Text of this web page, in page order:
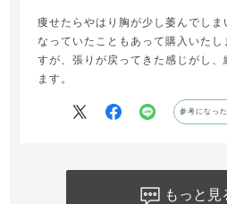
痩せたらやはり胸が少し萎んでしま
なっていたこともあって購入いた
すが、張りが戻ってきた感じがし
ます。
参考になった
もっと見